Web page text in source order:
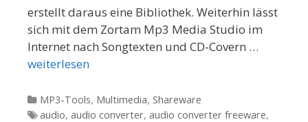
erstellt daraus eine Bibliothek. Weiterhin lässt
sich mit dem Zortam Mp3 Media Studio im
Internet nach Songtexten und CD-Covern …
weiterlesen
Kategorien
MP3-Tools, Multimedia, Shareware
Tags
audio, audio converter, audio converter freeware,